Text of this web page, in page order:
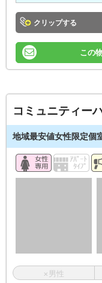
クリップ
この
コミュニティー
地域最安値女性限定
×男性